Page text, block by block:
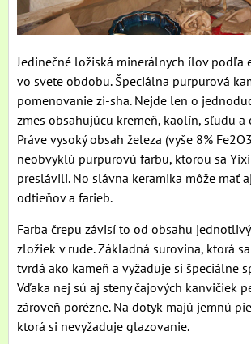
Jedinečné ložiská minerálnych ílov podľa
vo svete obdobu. Špeciálna purpurová
pomenovanie zi-sha. Nejde len o
zmes obsahujúcu kremeň, kaolín, sľudu a
Práve vysoký obsah železa (vyše 8%
neobvyklú purpurovú farbu, ktorou sa
preslávili. No slávna keramika môže mať
odtieňov a farieb.
Farba črepu závisí to od obsahu
zložiek v rude. Základná surovina, ktorá
tvrdá ako kameň a vyžaduje si špeciálne
Vďaka nej sú aj steny čajových kanvičiek
zároveň porézne. Na dotyk majú jemnú
ktorá si nevyžaduje glazovanie.